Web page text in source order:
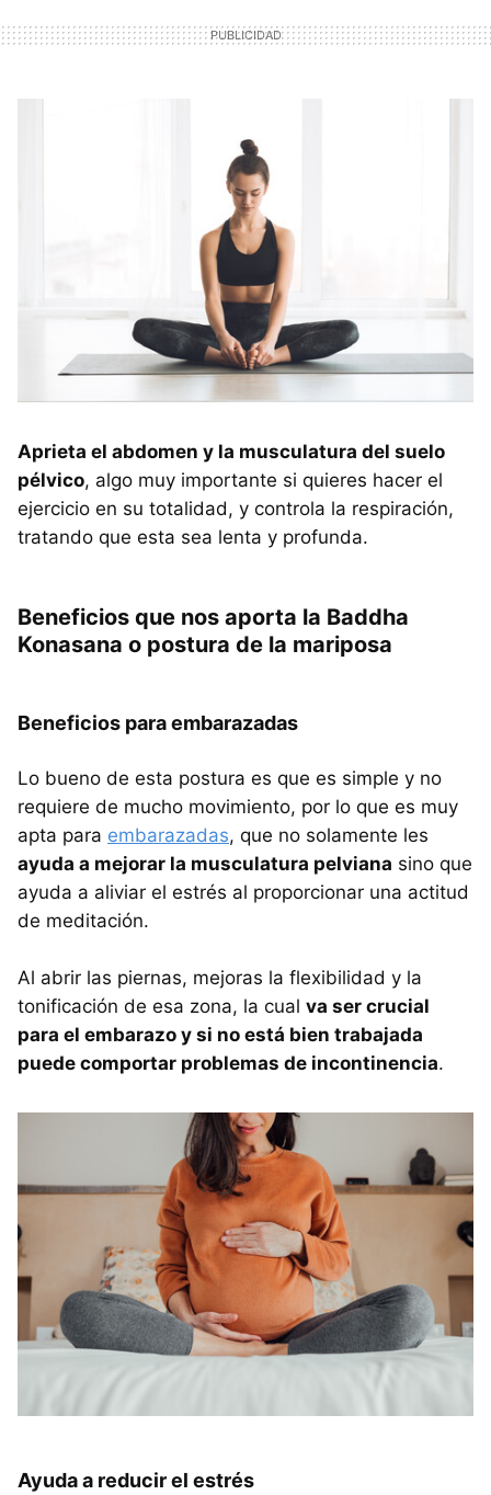
Aprieta el abdomen y la musculatura del suelo
pélvico, algo muy importante si quieres hacer el
ejercicio en su totalidad, y controla la respiración,
tratando que esta sea lenta y profunda.
Beneficios que nos aporta la Baddha
Konasana o postura de la mariposa
Beneficios para embarazadas
Lo bueno de esta postura es que es simple y no
requiere de mucho movimiento, por lo que es muy
apta para embarazadas, que no solamente les
ayuda a mejorar la musculatura pelviana sino que
ayuda a aliviar el estrés al proporcionar una actitud
de meditación.
Al abrir las piernas, mejoras la flexibilidad y la
tonificación de esa zona, la cual va ser crucial
para el embarazo y si no está bien trabajada
puede comportar problemas de incontinencia.
Ayuda a reducir el estrés